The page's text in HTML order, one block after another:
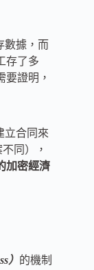
數據，而
存了多
要證明，
立合同來
同），
加密經濟
） 的機制